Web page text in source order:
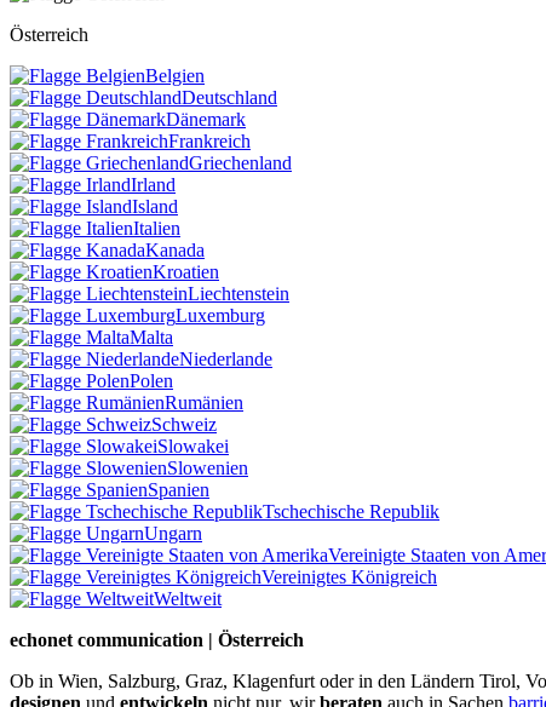
Österreich
Belgien
Deutschland
Dänemark
Frankreich
Griechenland
Irland
Island
Italien
Kanada
Kroatien
Liechtenstein
Luxemburg
Malta
Niederlande
Polen
Rumänien
Schweiz
Slowakei
Slowenien
Spanien
Tschechische Republik
Ungarn
Vereinigte Staaten von
Vereinigtes Königreich
Weltweit
echonet communication | Österreich
Ob in Wien, Salzburg, Graz, Klagenfurt oder in den Ländern Tirol,